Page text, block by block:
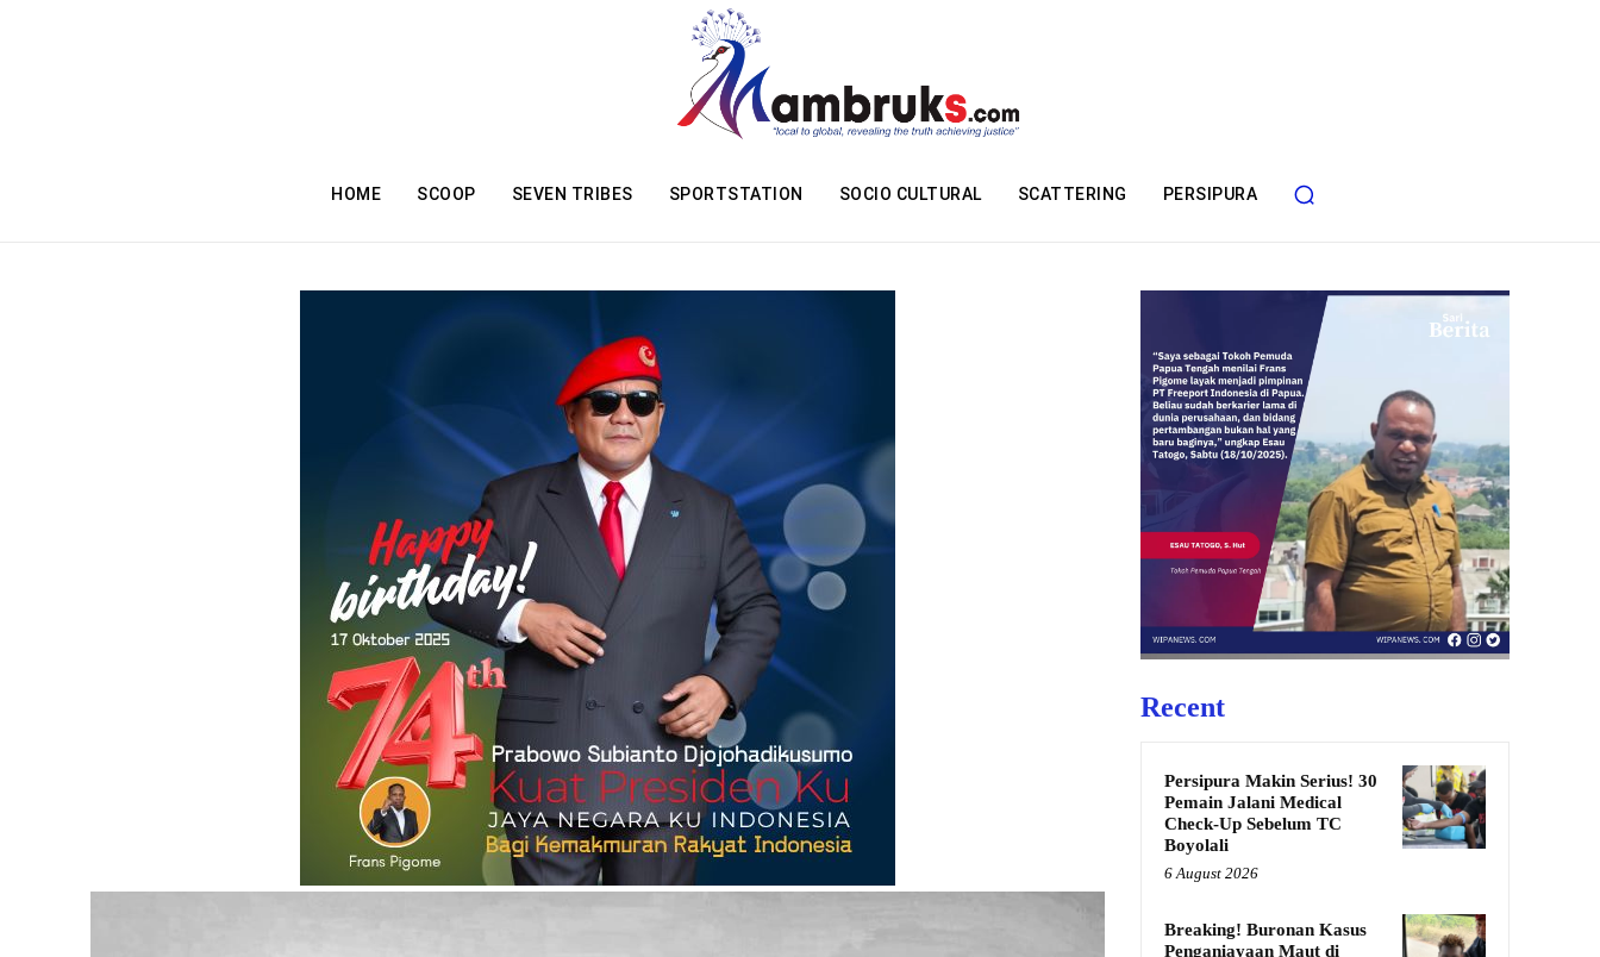
HOME SCOOP SEVEN TRIBES SPORTSTATION SOCIO CULTURAL SCATTERING PERSIPURA
Recent
Persipura Makin Serius! 30
Pemain Jalani Medical
Check-Up Sebelum TC
Boyolali
6 August 2026
Breaking! Buronan Kasus
Penganiayaan Maut di